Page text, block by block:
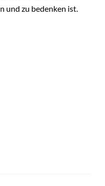
und zu bedenken ist.